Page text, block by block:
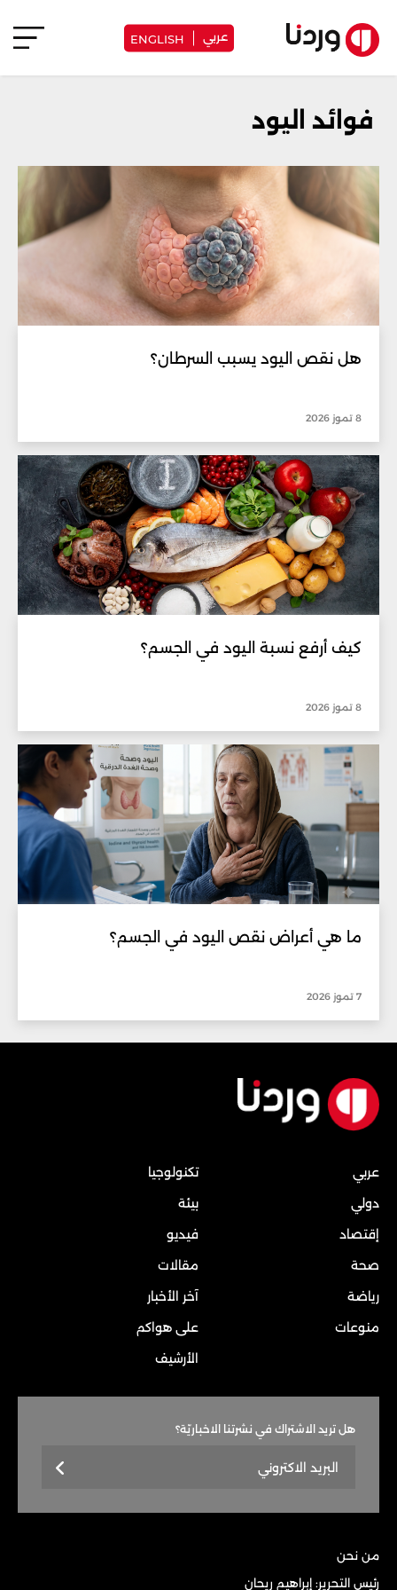
عربي ENGLISH
فوائد اليود
هل نقص اليود يسبب السرطان؟
8 تموز 2026
كيف أرفع نسبة اليود في الجسم؟
8 تموز 2026
ما هي أعراض نقص اليود في الجسم؟
7 تموز 2026
عربي
دولي
إقتصاد
صحة
رياضة
منوعات
تكنولوجيا
بيئة
فيديو
مقالات
آخر الأخبار
على هواكم
الأرشيف
هل تريد الاشتراك في نشرتنا الاخباريّة؟
من نحن
رئيس التحرير: إبراهيم ريحان